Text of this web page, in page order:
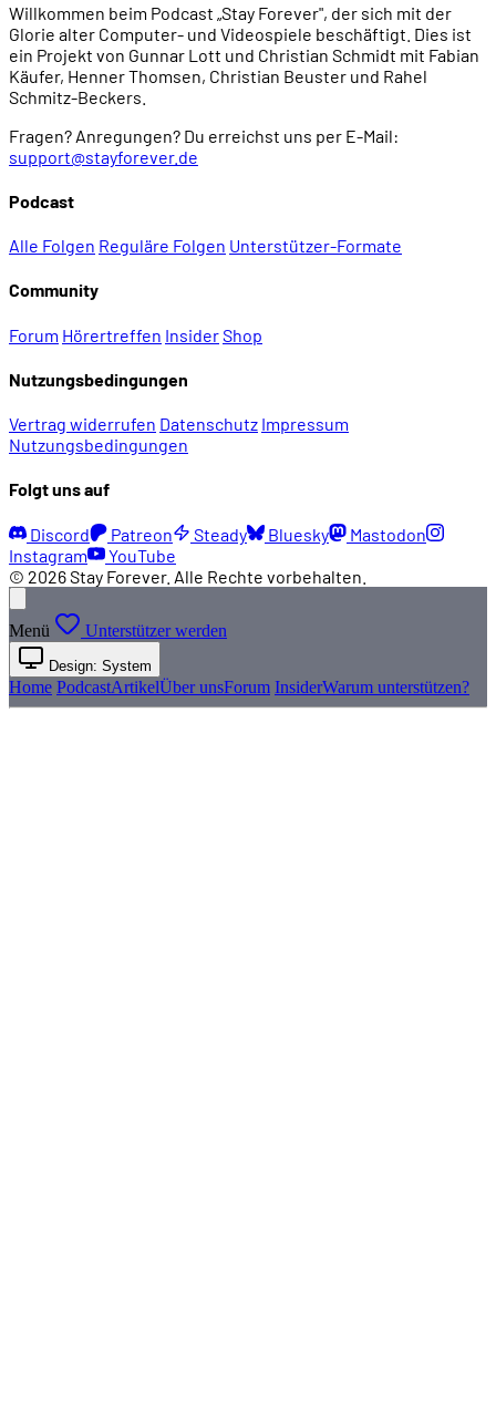
Willkommen beim Podcast „Stay Forever", der sich mit der
Glorie alter Computer- und Videospiele beschäftigt. Dies ist
ein Projekt von Gunnar Lott und Christian Schmidt mit Fabian
Käufer, Henner Thomsen, Christian Beuster und Rahel
Schmitz-Beckers.
Fragen? Anregungen? Du erreichst uns per E-Mail:
support@stayforever.de
Podcast
Alle Folgen Reguläre Folgen Unterstützer-Formate
Community
Forum Hörertreffen InsiderShop
Nutzungsbedingungen
Vertrag widerrufen Datenschutz Impressum
Nutzungsbedingungen
Folgt uns auf
Discord Patreon Steady Bluesky
Mastodon
Instagram
YouTube
© 2026 Stay Forever. Alle Rechte vorbehalten.
Menü Unterstützer werden
Design: System
Home PodcastArtikelÜber unsForum InsiderWarum unterstützen?